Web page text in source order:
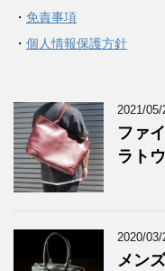
・ 免責事項
・ 個人情報保護方針
2021/05/
ファ
ラト
2020/03/
メン